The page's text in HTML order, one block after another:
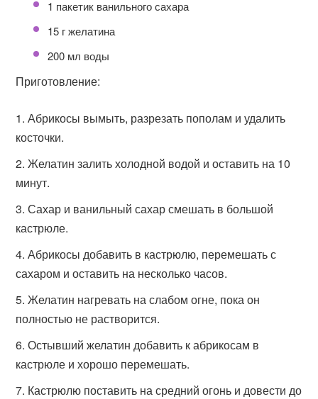
1 пакетик ванильного сахара
15 г желатина
200 мл воды
Приготовление:
Абрикосы вымыть, разрезать пополам и удалить
косточки.
Желатин залить холодной водой и оставить на 10
минут.
Сахар и ванильный сахар смешать в большой
кастрюле.
Абрикосы добавить в кастрюлю, перемешать с
сахаром и оставить на несколько часов.
Желатин нагревать на слабом огне, пока он
полностью не растворится.
Остывший желатин добавить к абрикосам в
кастрюле и хорошо перемешать.
Кастрюлю поставить на средний огонь и довести до